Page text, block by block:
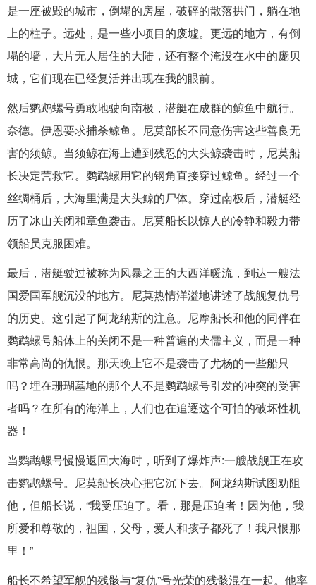
是一座被毁的城市，倒塌的房屋，破碎的散落拱门，躺在地
上的柱子。远处，是一些小项目的废墟。更远的地方，有倒
塌的墙，大片无人居住的大陆，还有整个淹没在水中的庞贝
城，它们现在已经复活并出现在我的眼前。
然后鹦鹉螺号勇敢地驶向南极，潜艇在成群的鲸鱼中航行。
奈德。伊恩要求捕杀鲸鱼。尼莫部长不同意伤害这些善良无
害的须鲸。当须鲸在海上遭到残忍的大头鲸袭击时，尼莫船
长决定营救它。鹦鹉螺用它的钢角直接穿过鲸鱼。经过一个
丝绸桶后，大海里满是大头鲸的尸体。穿过南极后，潜艇经
历了冰山关闭和章鱼袭击。尼莫船长以惊人的冷静和毅力带
领船员克服困难。
最后，潜艇驶过被称为风暴之王的大西洋暖流，到达一艘法
国爱国军舰沉没的地方。尼莫热情洋溢地讲述了战舰复仇号
的历史。这引起了阿龙纳斯的注意。尼摩船长和他的同伴在
鹦鹉螺号船体上的关闭不是一种普遍的犬儒主义，而是一种
非常高尚的仇恨。那天晚上它不是袭击了尤杨的一些船只
吗？埋在珊瑚墓地的那个人不是鹦鹉螺号引发的冲突的受害
者吗？在所有的海洋上，人们也在追逐这个可怕的破坏性机
器！
当鹦鹉螺号慢慢返回大海时，听到了爆炸声:一艘战舰正在攻
击鹦鹉螺号。尼莫船长决心把它沉下去。阿龙纳斯试图劝阻
他，但船长说，“我受压迫了。看，那是压迫者！因为他，我
所爱和尊敬的，祖国，父母，爱人和孩子都死了！我只恨那
里！”
船长不希望军舰的残骸与“复仇”号光荣的残骸混在一起。他率